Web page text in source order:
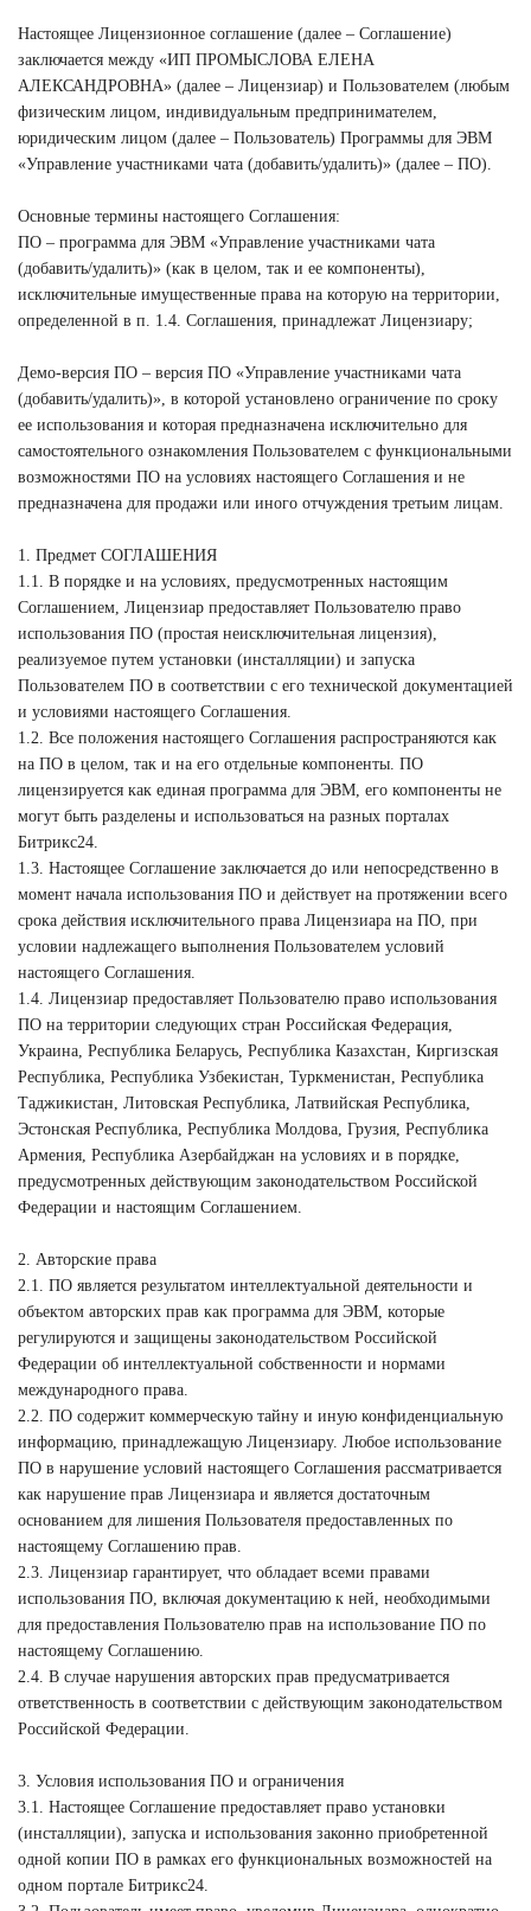
Настоящее Лицензионное соглашение (далее – Соглашение)
заключается между «ИП ПРОМЫСЛОВА ЕЛЕНА
АЛЕКСАНДРОВНА» (далее – Лицензиар) и Пользователем (любым
физическим лицом, индивидуальным предпринимателем,
юридическим лицом (далее – Пользователь) Программы для ЭВМ
«Управление участниками чата (добавить/удалить)» (далее – ПО).
Основные термины настоящего Соглашения:
ПО – программа для ЭВМ «Управление участниками чата
(добавить/удалить)» (как в целом, так и ее компоненты),
исключительные имущественные права на которую на территории,
определенной в п. 1.4. Соглашения, принадлежат Лицензиару;
Демо-версия ПО – версия ПО «Управление участниками чата
(добавить/удалить)», в которой установлено ограничение по сроку
ее использования и которая предназначена исключительно для
самостоятельного ознакомления Пользователем с функциональными
возможностями ПО на условиях настоящего Соглашения и не
предназначена для продажи или иного отчуждения третьим лицам.
1. Предмет СОГЛАШЕНИЯ
1.1. В порядке и на условиях, предусмотренных настоящим
Соглашением, Лицензиар предоставляет Пользователю право
использования ПО (простая неисключительная лицензия),
реализуемое путем установки (инсталляции) и запуска
Пользователем ПО в соответствии с его технической документацией
и условиями настоящего Соглашения.
1.2. Все положения настоящего Соглашения распространяются как
на ПО в целом, так и на его отдельные компоненты. ПО
лицензируется как единая программа для ЭВМ, его компоненты не
могут быть разделены и использоваться на разных порталах
Битрикс24.
1.3. Настоящее Соглашение заключается до или непосредственно в
момент начала использования ПО и действует на протяжении всего
срока действия исключительного права Лицензиара на ПО, при
условии надлежащего выполнения Пользователем условий
настоящего Соглашения.
1.4. Лицензиар предоставляет Пользователю право использования
ПО на территории следующих стран Российская Федерация,
Украина, Республика Беларусь, Республика Казахстан, Киргизская
Республика, Республика Узбекистан, Туркменистан, Республика
Таджикистан, Литовская Республика, Латвийская Республика,
Эстонская Республика, Республика Молдова, Грузия, Республика
Армения, Республика Азербайджан на условиях и в порядке,
предусмотренных действующим законодательством Российской
Федерации и настоящим Соглашением.
2. Авторские права
2.1. ПО является результатом интеллектуальной деятельности и
объектом авторских прав как программа для ЭВМ, которые
регулируются и защищены законодательством Российской
Федерации об интеллектуальной собственности и нормами
международного права.
2.2. ПО содержит коммерческую тайну и иную конфиденциальную
информацию, принадлежащую Лицензиару. Любое использование
ПО в нарушение условий настоящего Соглашения рассматривается
как нарушение прав Лицензиара и является достаточным
основанием для лишения Пользователя предоставленных по
настоящему Соглашению прав.
2.3. Лицензиар гарантирует, что обладает всеми правами
использования ПО, включая документацию к ней, необходимыми
для предоставления Пользователю прав на использование ПО по
настоящему Соглашению.
2.4. В случае нарушения авторских прав предусматривается
ответственность в соответствии с действующим законодательством
Российской Федерации.
3. Условия использования ПО и ограничения
3.1. Настоящее Соглашение предоставляет право установки
(инсталляции), запуска и использования законно приобретенной
одной копии ПО в рамках его функциональных возможностей на
одном портале Битрикс24.